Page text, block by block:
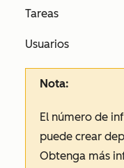
Tareas
Usuarios
Nota:
El número de
puede crear
Obtenga más